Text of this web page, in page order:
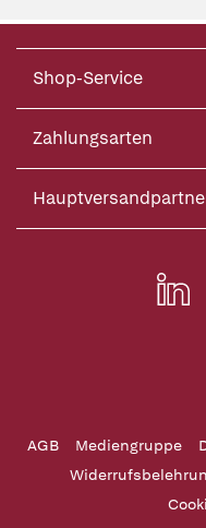
Shop-Service
Zahlungsarten
AGB Mediengruppe